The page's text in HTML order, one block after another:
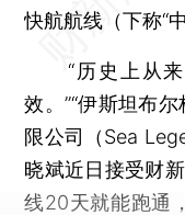
快航航线（下称“
“历史上从来
效。”“伊斯坦布
限公司（Sea
晓斌近日接受财
线20天就能跑通